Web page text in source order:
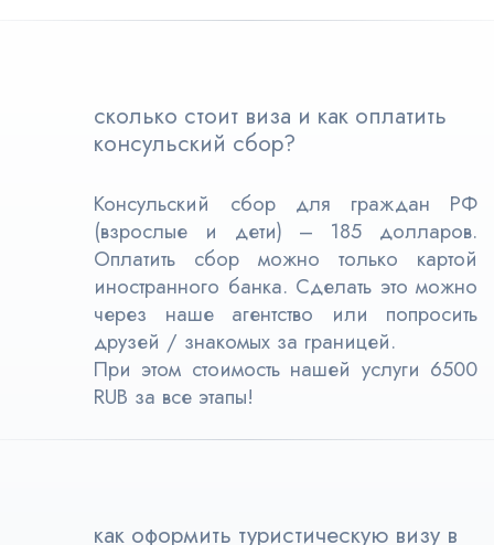
сколько стоит виза и как оплатить
консульский сбор?
Консульский сбор для граждан РФ
(взрослые и дети) – 185 долларов.
Оплатить сбор можно только картой
иностранного банка. Сделать это можно
через наше агентство или попросить
друзей / знакомых за границей.
При этом стоимость нашей услуги 6500
RUB за все этапы!
как оформить туристическую визу в